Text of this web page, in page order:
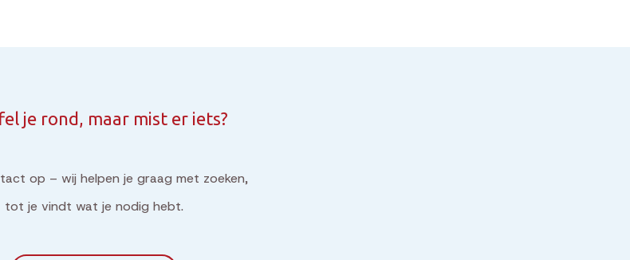
je rond, maar mist er iets?
op – wij helpen je graag met zoeken,
tot je vindt wat je nodig hebt.